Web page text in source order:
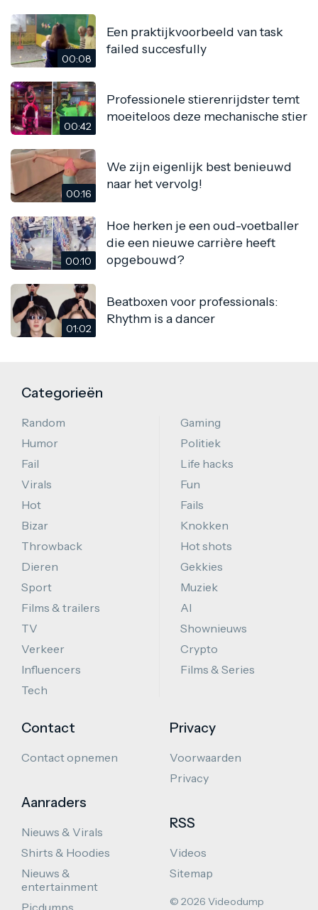
00:08
Een praktijkvoorbeeld van task
failed succesfully
00:42
Professionele stierenrijdster temt
moeiteloos deze mechanische stier
00:16
We zijn eigenlijk best benieuwd
naar het vervolg!
00:10
Hoe herken je een oud-voetballer
die een nieuwe carrière heeft
opgebouwd?
01:02
Beatboxen voor professionals:
Rhythm is a dancer
Categorieën
Random
Humor
Fail
Virals
Hot
Bizar
Throwback
Dieren
Sport
Films & trailers
TV
Verkeer
Influencers
Tech
Gaming
Politiek
Life hacks
Fun
Fails
Knokken
Hot shots
Gekkies
Muziek
AI
Shownieuws
Crypto
Films & Series
Contact
Contact opnemen
Aanraders
Nieuws & Virals
Shirts & Hoodies
Nieuws &
entertainment
Picdumps
Privacy
Voorwaarden
Privacy
RSS
Videos
Sitemap
© 2026 Videodump